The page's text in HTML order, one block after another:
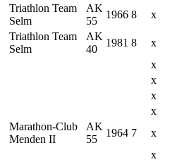
Triathlon Team
Selm
AK
55
1966 8 x
Triathlon Team
Selm
AK
40
1981 8
x
x
x
x
x
Marathon-Club
Menden II
AK
55
1964 7
x
x